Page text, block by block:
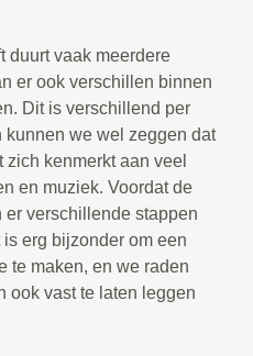
duurt vaak meerdere
er ook verschillen binnen
Dit is verschillend per
we wel zeggen dat
kenmerkt aan veel
en muziek. Voordat de
er verschillende stappen
erg bijzonder om een
te maken, en we raden
ook vast te laten leggen